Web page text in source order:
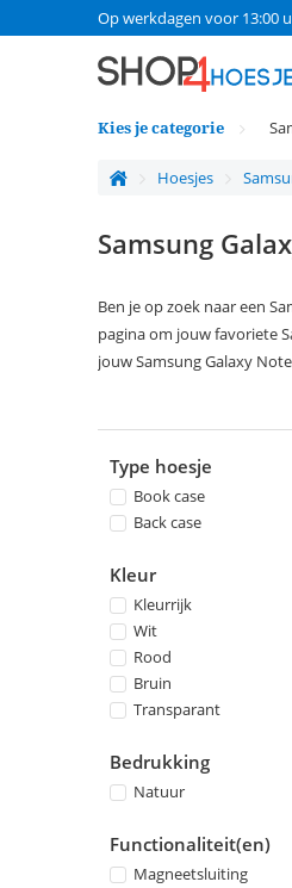
Op werkdagen voor 13:00
Kies je categorie
Hoesjes
Samsung
Ben je op zoek naar een
pagina om jouw favoriete
jouw Samsung Galaxy
Type hoesje
Book case
Back case
Kleur
Kleurrijk
Wit
Rood
Bruin
Transparant
Bedrukking
Natuur
Functionaliteit(en)
Magneetsluiting